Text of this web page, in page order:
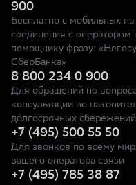
900
Бесплатно с мобильных
соединения с оператором
помощнику фразу:
СберБанка»
8 800 234 0 900
Для обращений по
консультации по
долгосрочных сбережений
+7 (495) 500 55 50
Для звонков по всему
вашего оператора связи
+7 (495) 785 38 87